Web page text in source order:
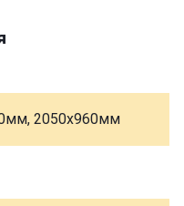
2050х960мм